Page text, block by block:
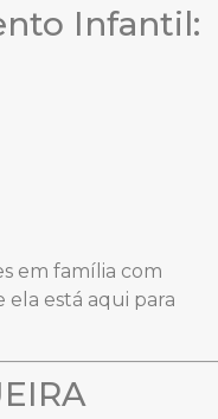
Infantil:
em família com
está aqui para